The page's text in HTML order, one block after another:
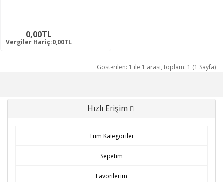
0,00TL
Vergiler Hariç:0,00TL
Gösterilen: 1 ile 1 arası, toplam: 1 (1 Sayfa)
Hızlı Erişim
Tüm Kategoriler
Sepetim
Favorilerim